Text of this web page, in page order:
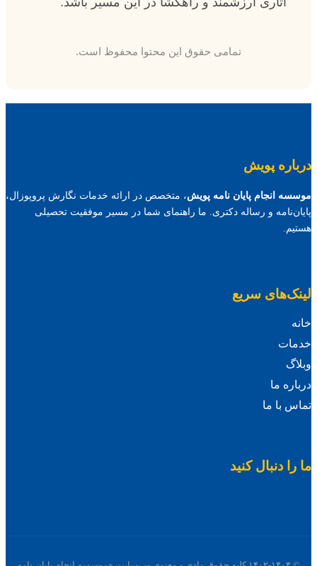
تمامی حقوق این محتوا محفوظ است.
درباره پویش
موسسه انجام پایان نامه پویش، متخصص در ارائه خدمات نگارش پروپوزال،
پایان‌نامه و رساله دکتری. ما راهنمای شما در مسیر موفقیت تحصیلی
هستیم.
لینک‌های سریع
خانه
خدمات
وبلاگ
درباره ما
تماس با ما
ما را دنبال کنید